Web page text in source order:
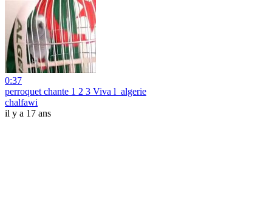
0:37
perroquet chante 1 2 3 Viva l_algerie
chalfawi
il y a 17 ans